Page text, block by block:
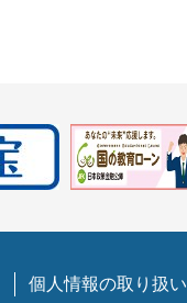
個人情報の取り扱い